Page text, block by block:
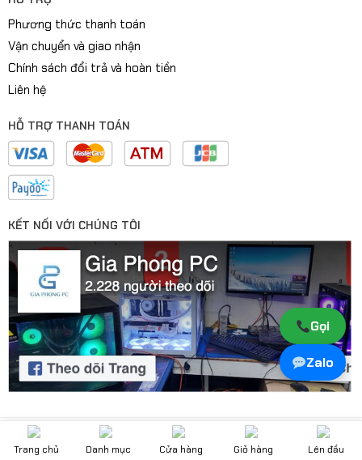
Phương thức thanh toán
Vận chuyển và giao nhận
Chính sách đổi trả và hoàn tiền
Liên hệ
HỖ TRỢ THANH TOÁN
KẾT NỐI VỚI CHÚNG TÔI
Copyright 2026 © Gia Phong PC
Trang chủ Danh mục Cửa hàng Giỏ hàng Lên đầu
Gọi
Zalo